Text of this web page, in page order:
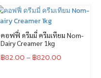
คอฟฟี่ ดรีมมี่ ครีมเทียม Nom-
Dairy Creamer 1kg
฿82.00– ฿820.00